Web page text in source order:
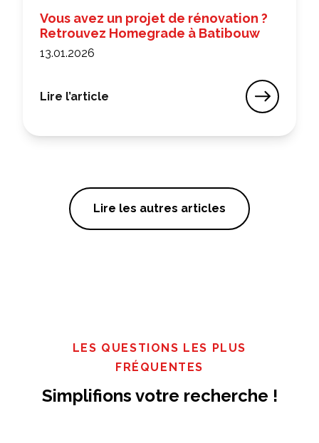
Vous avez un projet de rénovation ?
Retrouvez Homegrade à Batibouw
13.01.2026
Lire l’article
Vous avez un projet de rénovation ?
Lire les autres articles
LES QUESTIONS LES PLUS
FRÉQUENTES
Simplifions votre recherche !